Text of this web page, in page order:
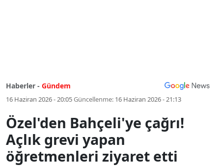
Haberler - Gündem
16 Haziran 2026 - 20:05Güncellenme: 16 Haziran 2026 - 21:13
Özel'den Bahçeli'ye çağrı!
Açlık grevi yapan
öğretmenleri ziyaret etti